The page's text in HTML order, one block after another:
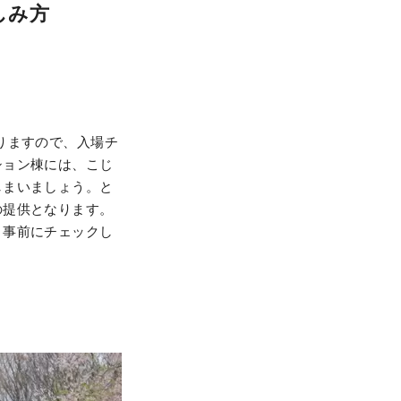
み方
ますので、入場チ
ン棟には、こじ
いましょう。と
供となります。
前にチェックし